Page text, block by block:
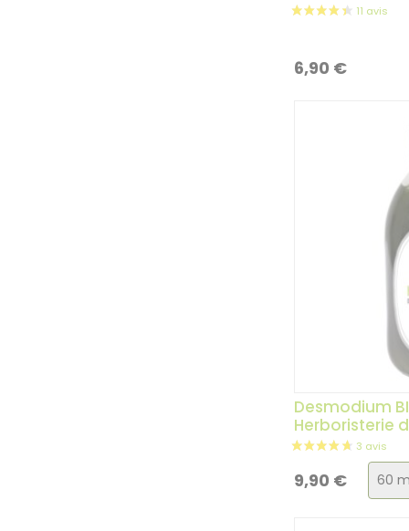
6,90 €
Desmodium
Herboristerie
9,90 €
de